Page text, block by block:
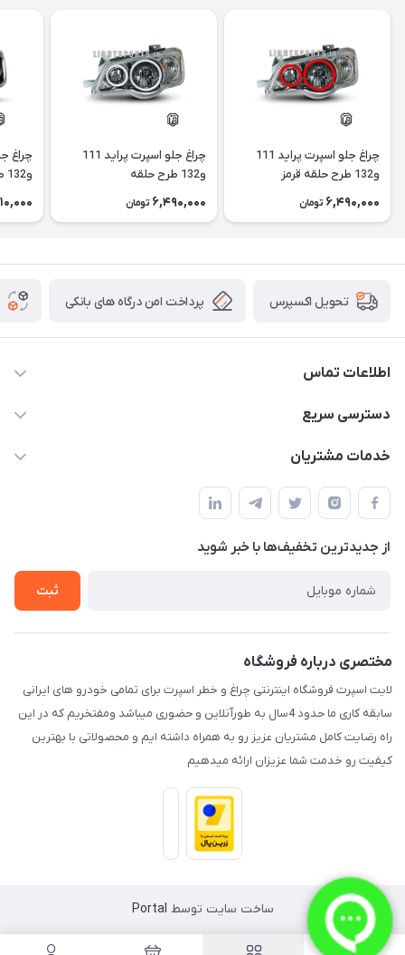
چراغ جلو اسپرت پراید 111
و132 طرح حلقه قرمز
6,490,000 تومان
چراغ جلو اسپرت پراید 111
و132 طرح حلقه
6,490,000 تومان
و132 طرح ابرویی تیکه
تحویل اکسپرس پرداخت امن درگاه های بانکی
اطلاعات تماس
09012926386
دسترسی سریع
حساب کاربری
لیست محصولات
درباره ما
خدمات مشتریان
قوانین و مقررات
حریم خصوصی
راهنما
از جدید‌ترین تخفیف‌ها با‌ خبر شوید
ثبت
مختصری درباره فروشگاه
لایت اسپرت فروشگاه اینترنتی چراغ و خطر اسپرت برای تمامی خودرو های ایرانی
سابقه کاری ما حدود 4سال به طورآنلاین و حضوری میباشد ومفتخریم که در این
راه رضایت کامل مشتریان عزیز رو به همراه داشته ایم و محصولاتی با بهترین
کیفیت رو خدمت شما عزیزان ارائه میدهیم
ساخت سایت توسط Portal